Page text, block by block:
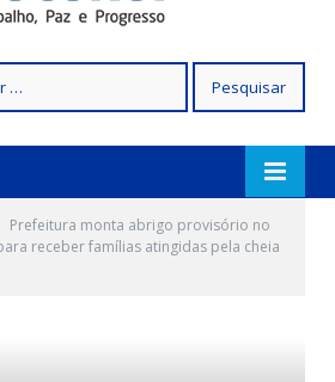
Prefeitura monta abrigo provisório no
receber famílias atingidas pela cheia